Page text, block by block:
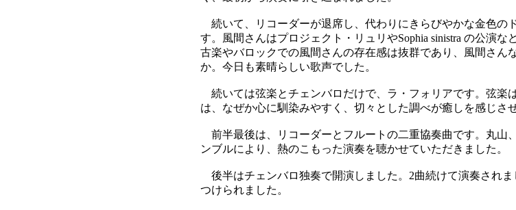
続いて、リコーダーが退席し、代わりにきらびやかな金色の
す。風間さんはプロジェクト・リュリやSophia sinistra の公演な
古楽やバロックでの風間さんの存在感は抜群であり、風間さん
か。今日も素晴らしい歌声でした。
続いては弦楽とチェンバロだけで、ラ・フォリアです。弦楽
は、なぜか心に馴染みやすく、切々とした調べが癒しを感じさ
前半最後は、リコーダーとフルートの二重協奏曲です。丸山
ンブルにより、熱のこもった演奏を聴かせていただきました。
後半はチェンバロ独奏で開演しました。2曲続けて演奏され
つけられました。